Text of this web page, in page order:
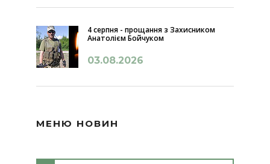
4 серпня - прощання з Захисником
Анатолієм Бойчуком
03.08.2026
МЕНЮ НОВИН